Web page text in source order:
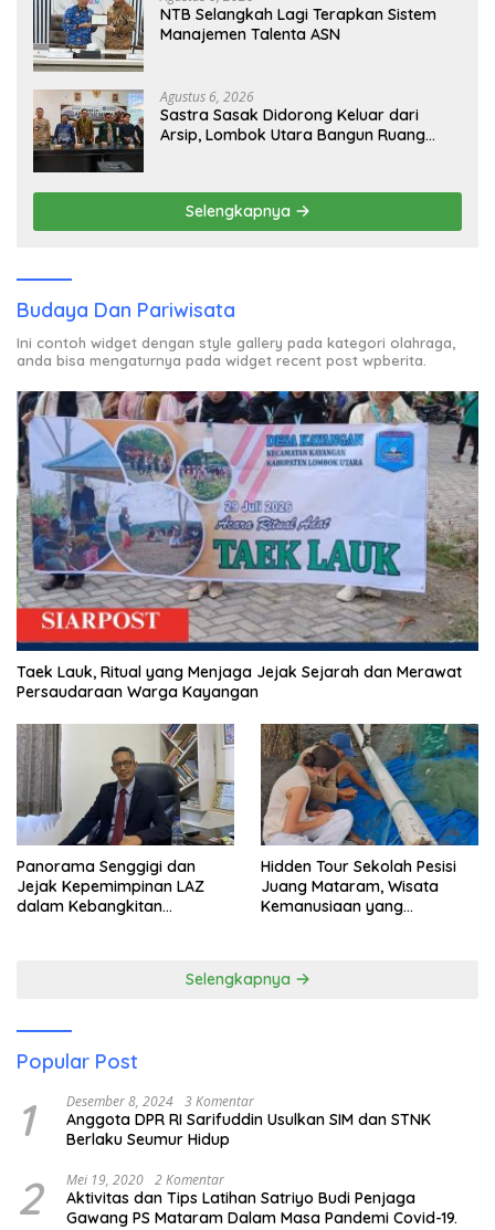
NTB Selangkah Lagi Terapkan Sistem
Manajemen Talenta ASN
Agustus 6, 2026
Sastra Sasak Didorong Keluar dari
Arsip, Lombok Utara Bangun Ruang
Selengkapnya
Budaya Dan Pariwisata
Ini contoh widget dengan style gallery pada kategori olahraga,
anda bisa mengaturnya pada widget recent post wpberita.
Taek Lauk, Ritual yang Menjaga Jejak Sejarah dan Merawat
Persaudaraan Warga Kayangan
Panorama Senggigi dan
Jejak Kepemimpinan LAZ
dalam Kebangkitan
Hidden Tour Sekolah Pesisi
Juang Mataram, Wisata
Kemanusiaan yang
Selengkapnya
Popular Post
1 Desember 8, 2024 3 Komentar
Anggota DPR RI Sarifuddin Usulkan SIM dan STNK
Berlaku Seumur Hidup
2 Mei 19, 2020 2 Komentar
Aktivitas dan Tips Latihan Satriyo Budi Penjaga
Gawang PS Mataram Dalam Masa Pandemi Covid-19.